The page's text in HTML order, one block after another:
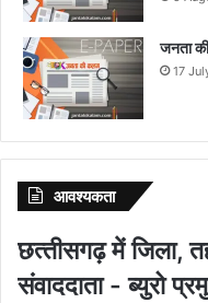
जनता
17
आवश्‍यकता
छत्‍तीसगढ़ में जिला,
संवाददाता - ब्‍युरो